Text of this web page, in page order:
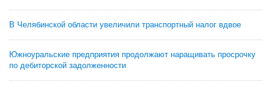
В Челябинской области увеличили транспортный налог вдвое
Южноуральские предприятия продолжают наращивать просрочку
по дебиторской задолженности